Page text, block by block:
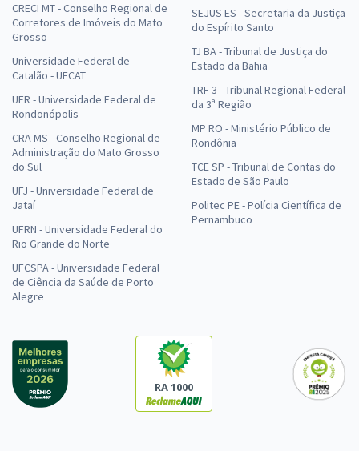
CRECI MT - Conselho Regional de
Corretores de Imóveis do Mato
Grosso
Universidade Federal de
Catalão - UFCAT
UFR - Universidade Federal de
Rondonópolis
CRA MS - Conselho Regional de
Administração do Mato Grosso
do Sul
UFJ - Universidade Federal de
Jataí
UFRN - Universidade Federal do
Rio Grande do Norte
UFCSPA - Universidade Federal
de Ciência da Saúde de Porto
Alegre
SEJUS ES - Secretaria da Justiça
do Espírito Santo
TJ BA - Tribunal de Justiça do
Estado da Bahia
TRF 3 - Tribunal Regional Federal
da 3ª Região
MP RO - Ministério Público de
Rondônia
TCE SP - Tribunal de Contas do
Estado de São Paulo
Politec PE - Polícia Científica de
Pernambuco
RA 1000